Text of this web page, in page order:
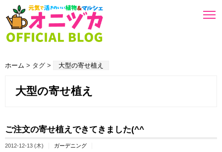
ホーム > タグ > 大型の寄せ植え
大型の寄せ植え
ご注文の寄せ植えできてきました(^^ゞ
2012-12-13 (木)
ガーデニング